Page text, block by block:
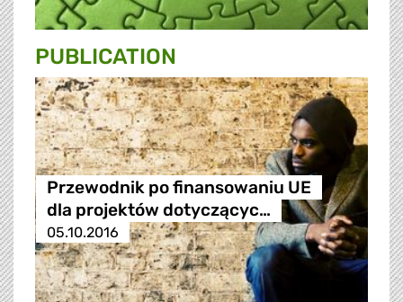
PUBLICATION
Przewodnik po finansowaniu UE
dla projektów dotyczącyc…
05.10.2016